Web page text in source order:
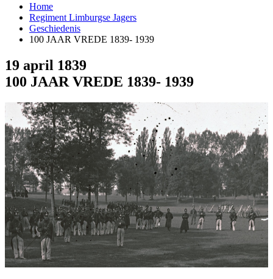
Home
Regiment Limburgse Jagers
Geschiedenis
100 JAAR VREDE 1839- 1939
19 april 1839
100 JAAR VREDE 1839- 1939